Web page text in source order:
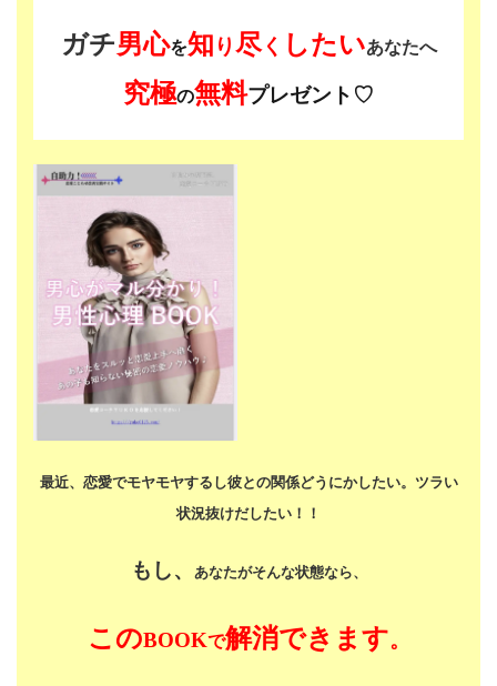
ガチ男心を知 り尽く したいあなたへ
究極の無料プレゼント♡
最近、恋愛でモヤモヤするし彼との関係どうにかしたい。 ツラい
状況抜けだしたい！！
もし、 あなたがそんな状態なら、
このBOOKで解消できます。